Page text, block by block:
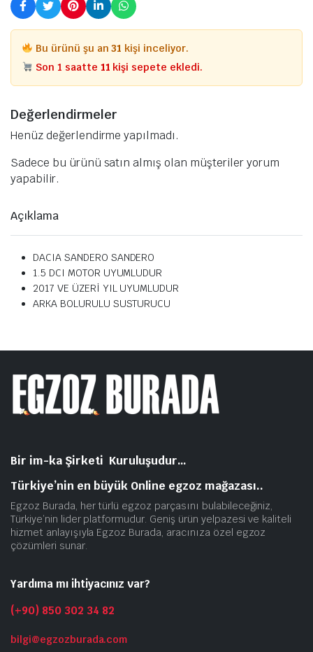
Bu ürünü şu an31 kişi inceliyor.
Son 1 saatte 11 kişi sepete ekledi.
Değerlendirmeler
Henüz değerlendirme yapılmadı.
Sadece bu ürünü satın almış olan müşteriler yorum
yapabilir.
Açıklama
DACIA SANDERO SANDERO
1.5 DCI MOTOR UYUMLUDUR
2017 VE ÜZERİ YIL UYUMLUDUR
ARKA BOLURULU SUSTURUCU
Bir im-ka Şirketi Kuruluşudur…
Türkiye’nin en büyük Online egzoz mağazası..
Egzoz Burada, her türlü egzoz parçasını bulabileceğiniz,
Türkiye’nin lider platformudur. Geniş ürün yelpazesi ve kaliteli
hizmet anlayışıyla Egzoz Burada, aracınıza özel egzoz
çözümleri sunar.
Yardıma mı ihtiyacınız var?
(+90) 850 302 34 82
bilgi@egzozburada.com